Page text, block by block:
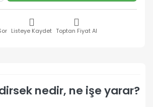
Listeye Kaydet Toptan Fiyat Al
nedir, ne işe yarar?